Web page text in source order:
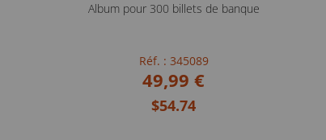
Album pour 300 billets de banque
Réf. : 345089
49,99 €
$54.74